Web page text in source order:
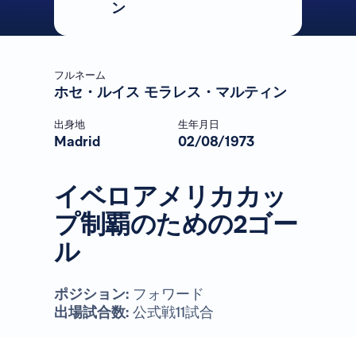
ン
フルネーム
ホセ・ルイス モラレス・マルティン
出身地
Madrid
生年月日
02/08/1973
イベロアメリカカッ
プ制覇のための2ゴー
ル
ポジション: フォワード
出場試合数: 公式戦11試合